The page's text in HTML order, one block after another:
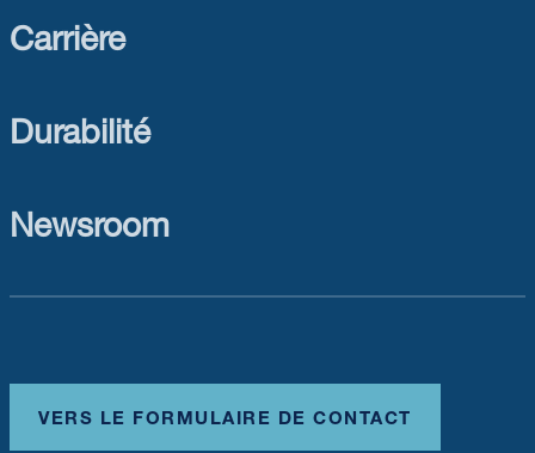
Carrière
Durabilité
Newsroom
VERS LE FORMULAIRE DE CONTACT